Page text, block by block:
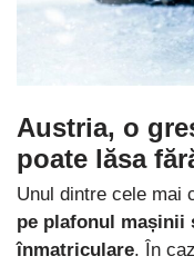
Austria, o
poate lăsa
Unul dintre cele mai
pe plafonul mașinii
înmatriculare. În